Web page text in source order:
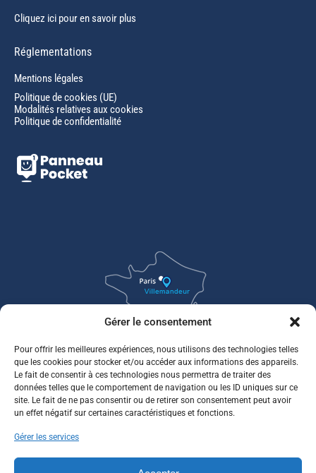
Gérer le consentement
Pour offrir les meilleures expériences, nous utilisons des technologies telles
que les cookies pour stocker et/ou accéder aux informations des appareils.
Le fait de consentir à ces technologies nous permettra de traiter des
données telles que le comportement de navigation ou les ID uniques sur ce
site. Le fait de ne pas consentir ou de retirer son consentement peut avoir
un effet négatif sur certaines caractéristiques et fonctions.
Gérer les services
Cliquez ici pour en savoir plus
Réglementations
Mentions légales
Politique de cookies (UE)
Modalités relatives aux cookies
Politique de confidentialité